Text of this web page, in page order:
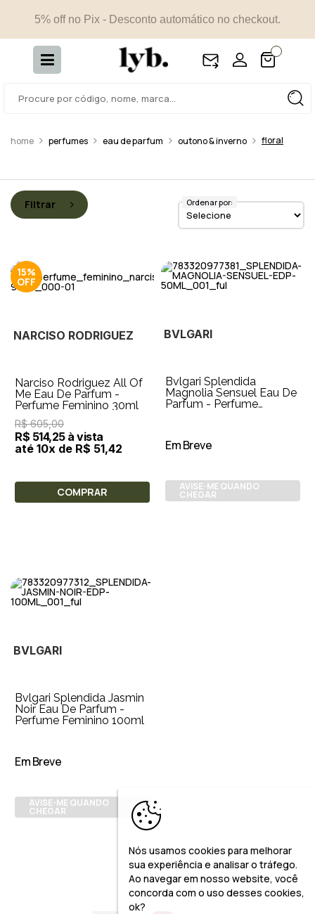
5% off no Pix - Desconto automático no checkout.
perfumes eau de parfum outono & inverno floral
Filtrar Ordenar por:
15%
NARCISO RODRIGUEZ
Narciso Rodriguez All Of
Me Eau De Parfum -
Perfume Feminino 30ml
R$ 605,00
R$ 514,25 à vista
até 10x de R$ 51,42
COMPRAR
BVLGARI
Bvlgari Splendida
Magnolia Sensuel Eau De
Parfum - Perfume
Em Breve
AVISE-ME QUANDO
CHEGAR
BVLGARI
Bvlgari Splendida Jasmin
Noir Eau De Parfum -
Perfume Feminino 100ml
Em Breve
AVISE-ME QUANDO
CHEGAR
Nós usamos cookies para melhorar
sua experiência e analisar o tráfego.
Ao navegar em nosso website, você
concorda com o uso desses cookies,
ok?